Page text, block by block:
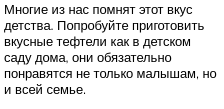
Многие из нас помнят этот вкус
детства. Попробуйте приготовить
вкусные тефтели как в детском
саду дома, они обязательно
понравятся не только малышам, но
и всей семье.